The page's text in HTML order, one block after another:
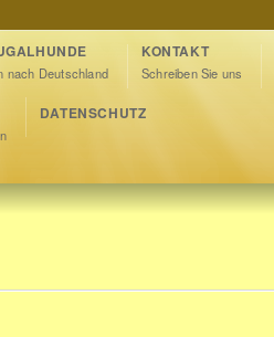
nach Deutschland
KONTAKT
Schreiben Sie uns
DATENSCHUTZ